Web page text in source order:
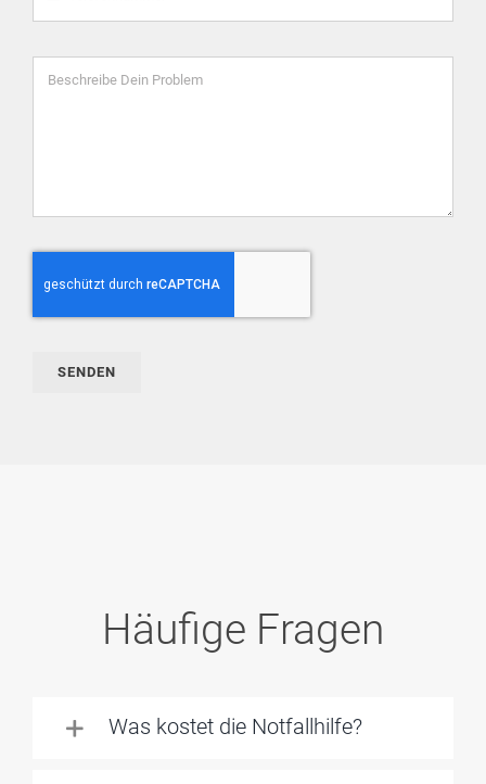
SENDEN
Häufige Fragen
Was kostet die Notfallhilfe?